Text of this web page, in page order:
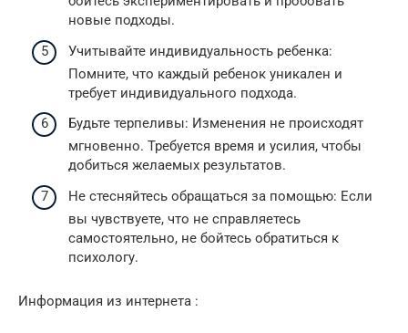
новые подходы.
Учитывайте индивидуальность ребенка:
Помните, что каждый ребенок уникален и
требует индивидуального подхода.
Будьте терпеливы: Изменения не происходят
мгновенно. Требуется время и усилия, чтобы
добиться желаемых результатов.
Не стесняйтесь обращаться за помощью: Если
вы чувствуете, что не справляетесь
самостоятельно, не бойтесь обратиться к
психологу.
Информация из интернета :